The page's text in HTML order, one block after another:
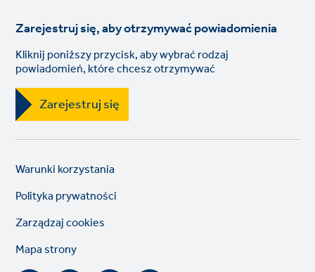
Zarejestruj się, aby otrzymywać powiadomienia
Kliknij poniższy przycisk, aby wybrać rodzaj
powiadomień, które chcesz otrzymywać
Zarejestruj się
Legal
links
Warunki korzystania
Polityka prywatności
Zarządzaj cookies
Mapa strony